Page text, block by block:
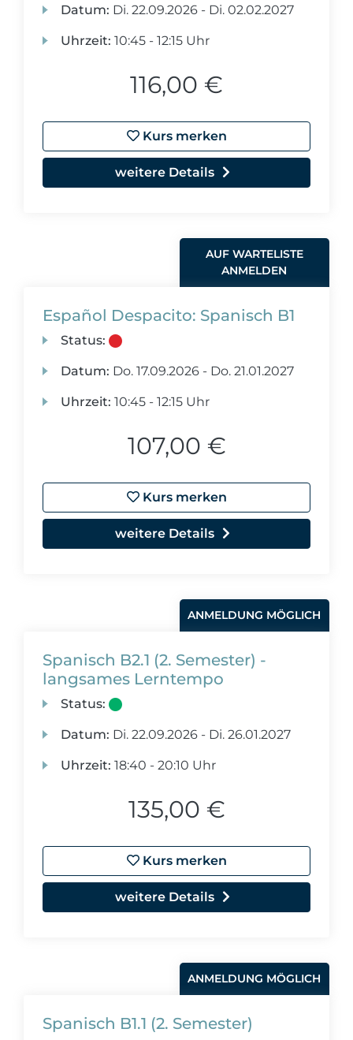
Datum: Di. 22.09.2026 - Di. 02.02.2027
Uhrzeit: 10:45 - 12:15 Uhr
116,00 €
Kurs merken
weitere Details
AUF WARTELISTE
ANMELDEN
Español Despacito: Spanisch B1
Status:
Datum: Do. 17.09.2026 - Do. 21.01.2027
Uhrzeit: 10:45 - 12:15 Uhr
107,00 €
Kurs merken
weitere Details
ANMELDUNG MÖGLICH
Spanisch B2.1 (2. Semester) -
langsames Lerntempo
Status:
Datum: Di. 22.09.2026 - Di. 26.01.2027
Uhrzeit: 18:40 - 20:10 Uhr
135,00 €
Kurs merken
weitere Details
ANMELDUNG MÖGLICH
Spanisch B1.1 (2. Semester)